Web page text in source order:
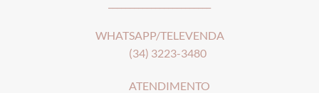
WHATSAPP/TELEVENDA
(34) 3223-3480
ATENDIMENTO